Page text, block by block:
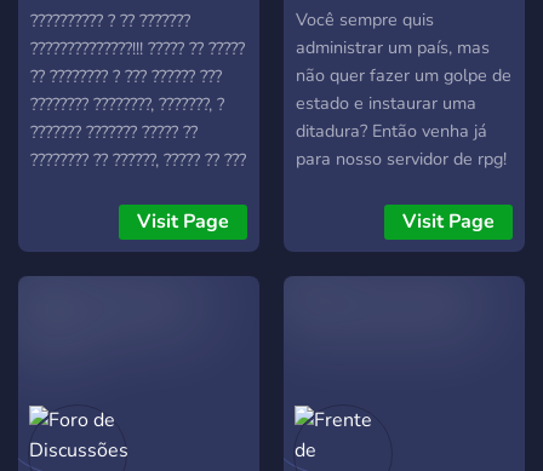
Revolucionaria
?????????? ? ?? ???????
??????????????!!! ????? ?? ?????
?? ???????? ? ??? ?????? ???
???????? ????????, ???????, ?
??????? ??????? ????? ??
???????? ?? ??????, ????? ?? ???
????????? ? ?? ??????????, ??
?????????????, ?? ?é???? ???
????? ??? ? ??????????????
「?」????????? 〉・
「?」??????? 〉・
Visit Page
Você sempre quis
administrar um país, mas
não quer fazer um golpe de
estado e instaurar uma
ditadura? Então venha já
para nosso servidor de rpg!
sua jogatina e uma
comunidade ativa para que
você possa fazer suas
melhor! -> 📢 Evento
SEMANAIS com prêmios! -
> 🗄️ Ter a oportunidade de
Visit Page